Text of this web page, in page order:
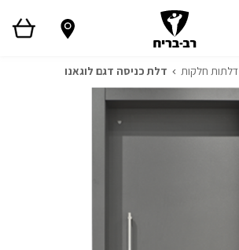
דלתות חלקות דלת כניסה דגם לוגאנו